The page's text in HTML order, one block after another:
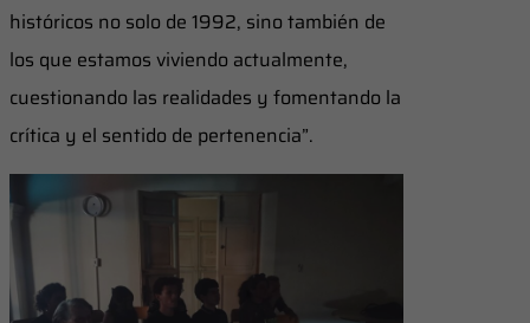
históricos no solo de 1992, sino también de
los que estamos viviendo actualmente,
cuestionando las realidades y fomentando la
crítica y el sentido de pertenencia”.